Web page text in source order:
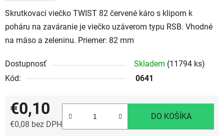
Skrutkovací viečko TWIST 82 červené káro s klipom k
poháru na zaváranie je viečko uzáverom typu RSB. Vhodné
na mäso a zeleninu. Priemer: 82 mm
Dostupnosť Skladem (11794 ks)
Kód:
0641
€0,10
€0,08 bez DPH
DO KOŠÍKA